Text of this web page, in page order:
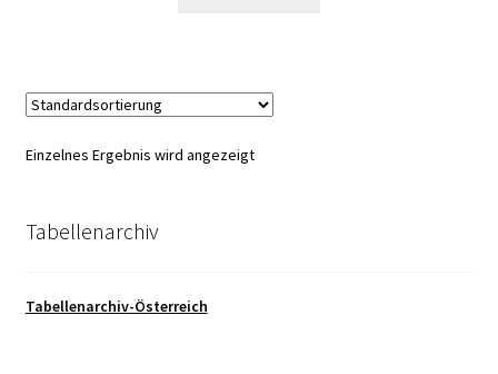
Einzelnes Ergebnis wird angezeigt
Tabellenarchiv
Tabellenarchiv-Österreich